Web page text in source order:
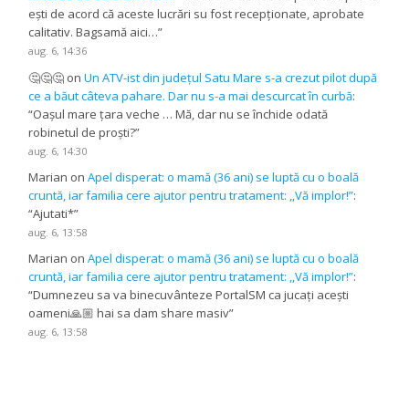
ești de acord că aceste lucrări su fost recepționate, aprobate
calitativ. Bagsamă aici…”
aug. 6, 14:36
🤔🤔🤔 onUn ATV-ist din județul Satu Mare s-a crezut pilot după
ce a băut câteva pahare. Dar nu s-a mai descurcat în curbă:
“Oașul mare țara veche … Mă, dar nu se închide odată
robinetul de proști?”
aug. 6, 14:30
Marian onApel disperat: o mamă (36 ani) se luptă cu o boală
cruntă, iar familia cere ajutor pentru tratament: ,,Vă implor!”:
“Ajutati*”
aug. 6, 13:58
Marian onApel disperat: o mamă (36 ani) se luptă cu o boală
cruntă, iar familia cere ajutor pentru tratament: ,,Vă implor!”:
“Dumnezeu sa va binecuvânteze PortalSM ca jucați acești
oameni🙏🏼 hai sa dam share masiv”
aug. 6, 13:58